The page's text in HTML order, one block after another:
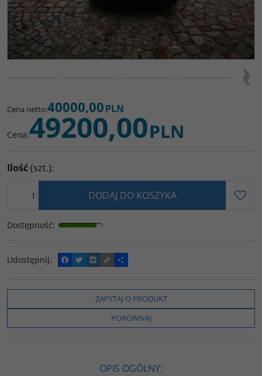
<
Cena netto:40000,00PLN
Cena:49200,00PLN
Ilość(szt.):
DODAJ DO KOSZYKA
Dostępność:
Udostępnij:
F
a
e
o
k
T
w
t
e
W
y
o
p
C
o
y
L
i
n
k
P
o
z
i
e
l
s
ZAPYTAJ O PRODUKT
PORÓWNAJ
OPIS OGÓLNY: